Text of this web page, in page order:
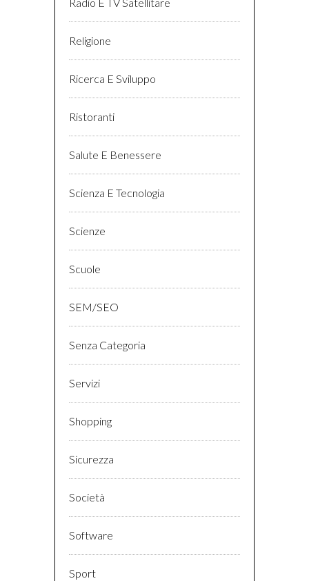
Religione
Ricerca E Sviluppo
Ristoranti
Salute E Benessere
Scienza E Tecnologia
Scienze
Scuole
SEM/SEO
Senza Categoria
Servizi
Shopping
Sicurezza
Società
Software
Sport